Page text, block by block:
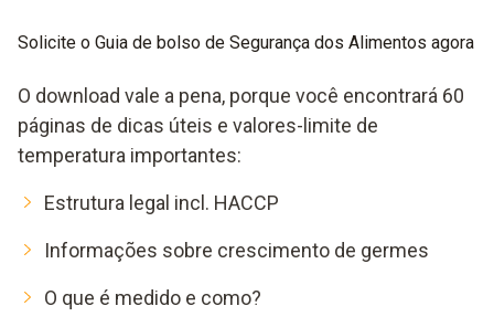
Solicite o Guia de bolso de Segurança dos Alimentos agora
O download vale a pena, porque você encontrará 60
páginas de dicas úteis e valores-limite de
temperatura importantes:
Estrutura legal incl. HACCP
Informações sobre crescimento de germes
O que é medido e como?